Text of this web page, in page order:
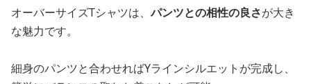
オーバーサイズTシャツは、パンツとの相性の良さが大き
な魅力です。
細身のパンツと合わせればYラインシルエットが完成し、